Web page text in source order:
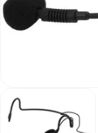
of